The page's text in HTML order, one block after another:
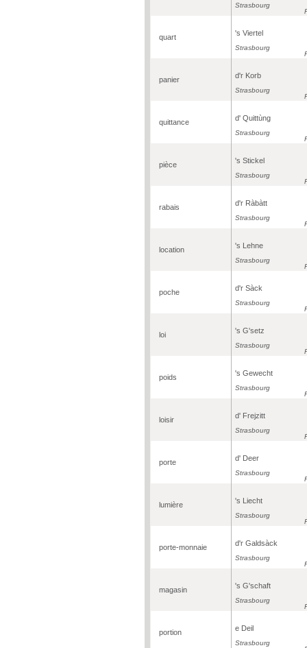
Strasbourg
quart 's Viertel
Strasbourg
panier d'r Korb
Strasbourg
quittance d' Quittùng
Strasbourg
pièce 's Stickel
Strasbourg
rabais d'r Ràbàtt
Strasbourg
location 's Lehne
Strasbourg
poche d'r Sàck
Strasbourg
loi 's G'setz
Strasbourg
poids 's Gewecht
Strasbourg
loisir d' Frejzitt
Strasbourg
porte d' Deer
Strasbourg
lumière 's Liecht
Strasbourg
porte-monnaie d'r Galdsàck
Strasbourg
magasin 's G'schaft
Strasbourg
portion e Deil
Strasbourg